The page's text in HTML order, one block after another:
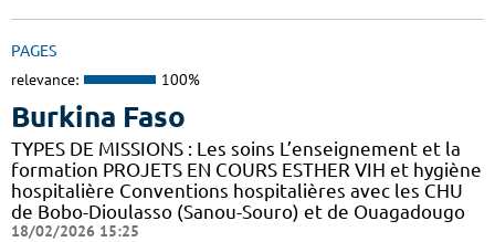
PAGES
relevance: 100%
Burkina Faso
TYPES DE MISSIONS : Les soins L’enseignement et la
formation PROJETS EN COURS ESTHER VIH et hygiène
hospitalière Conventions hospitalières avec les CHU
de Bobo-Dioulasso (Sanou-Souro) et de Ouagadougo
18/02/2026 15:25